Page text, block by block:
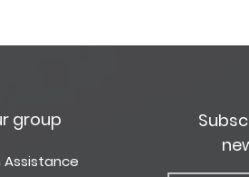
group
Assistance